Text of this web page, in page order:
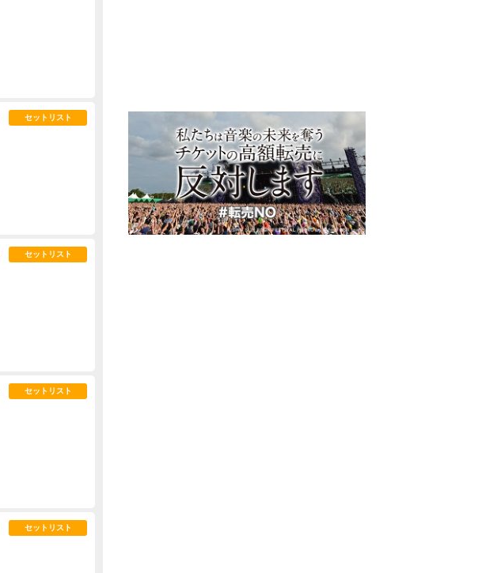
セットリスト
セットリスト
セットリスト
セットリスト